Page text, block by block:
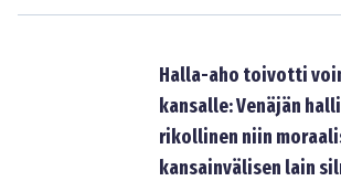
Halla-aho toivotti
kansalle: Venäjän
rikollinen niin
kansainvälisen lain